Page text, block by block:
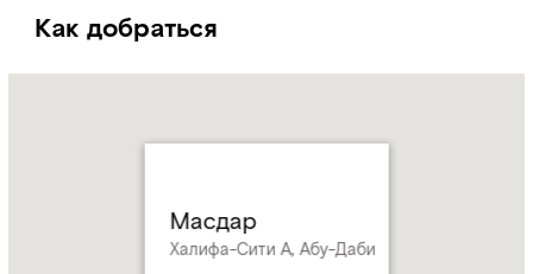
Как добраться
Масдар
Халифа-Сити А, Абу-Даби